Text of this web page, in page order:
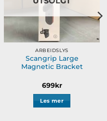
ARBEIDSLYS
Scangrip Large
Magnetic Bracket
699kr
Les mer